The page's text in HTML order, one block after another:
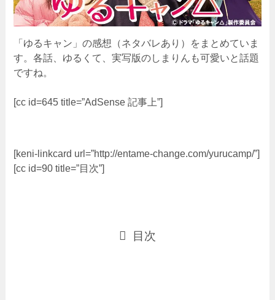
「ゆるキャン」の感想（ネタバレあり）をまとめていま
す。各話、ゆるくて、実写版のしまりんも可愛いと話題
ですね。
[cc id=645 title=”AdSense 記事上”]
[keni-linkcard url=”http://entame-change.com/yurucamp/”]
[cc id=90 title=”目次”]
目次